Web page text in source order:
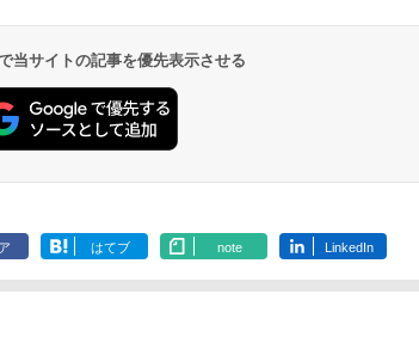
当サイトの記事を優先表示させる
はてブ note LinkedIn